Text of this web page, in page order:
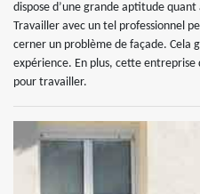
dispose d’une grande aptitude
Travailler avec un tel professionnel
cerner un problème de façade. Cela
expérience. En plus, cette
pour travailler.